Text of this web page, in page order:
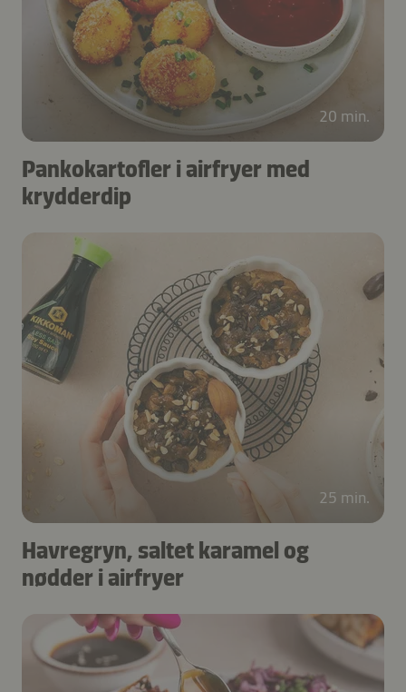
20 min.
Pankokartofler i airfryer med
krydderdip
25 min.
Havregryn, saltet karamel og
nødder i airfryer